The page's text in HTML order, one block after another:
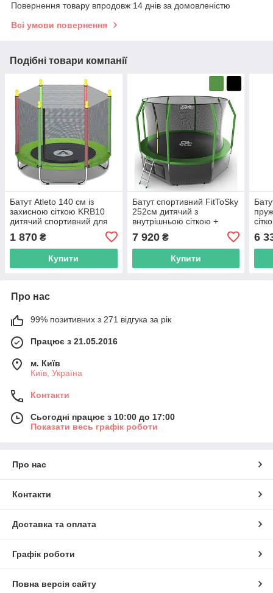
Повернення товару впродовж 14 днів за домовленістю
Всі умови повернення
Подібні товари компанії
Батут Atleto 140 см із
захисною сіткою KRB10
дитячий спортивний для
1 870 ₴
Купити
Батут спортивний FitToSky
252см дитячий з
внутрішньою сіткою +
драбинка 48 пружин для
будинку саду R_1645
7 920₴
Купити
6
Про нас
99% позитивних з 271 відгука за рік
Працює з 21.05.2016
м. Київ
Київ, Україна
Контакти
Сьогодні працює з 10:00 до 17:00
Показати весь графік роботи
Про нас
Контакти
Доставка та оплата
Графік роботи
Повна версія сайту